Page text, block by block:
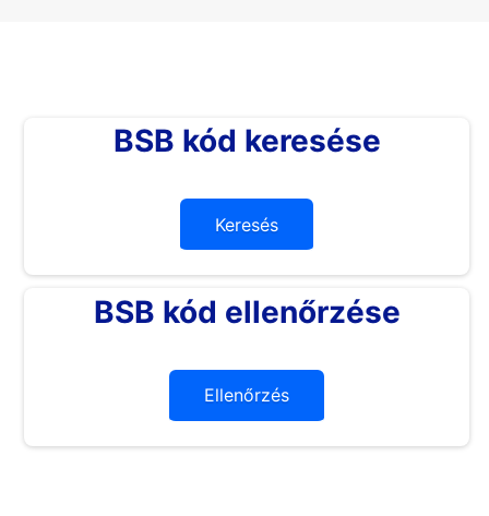
BSB kód keresése
Keresés
BSB kód ellenőrzése
Ellenőrzés